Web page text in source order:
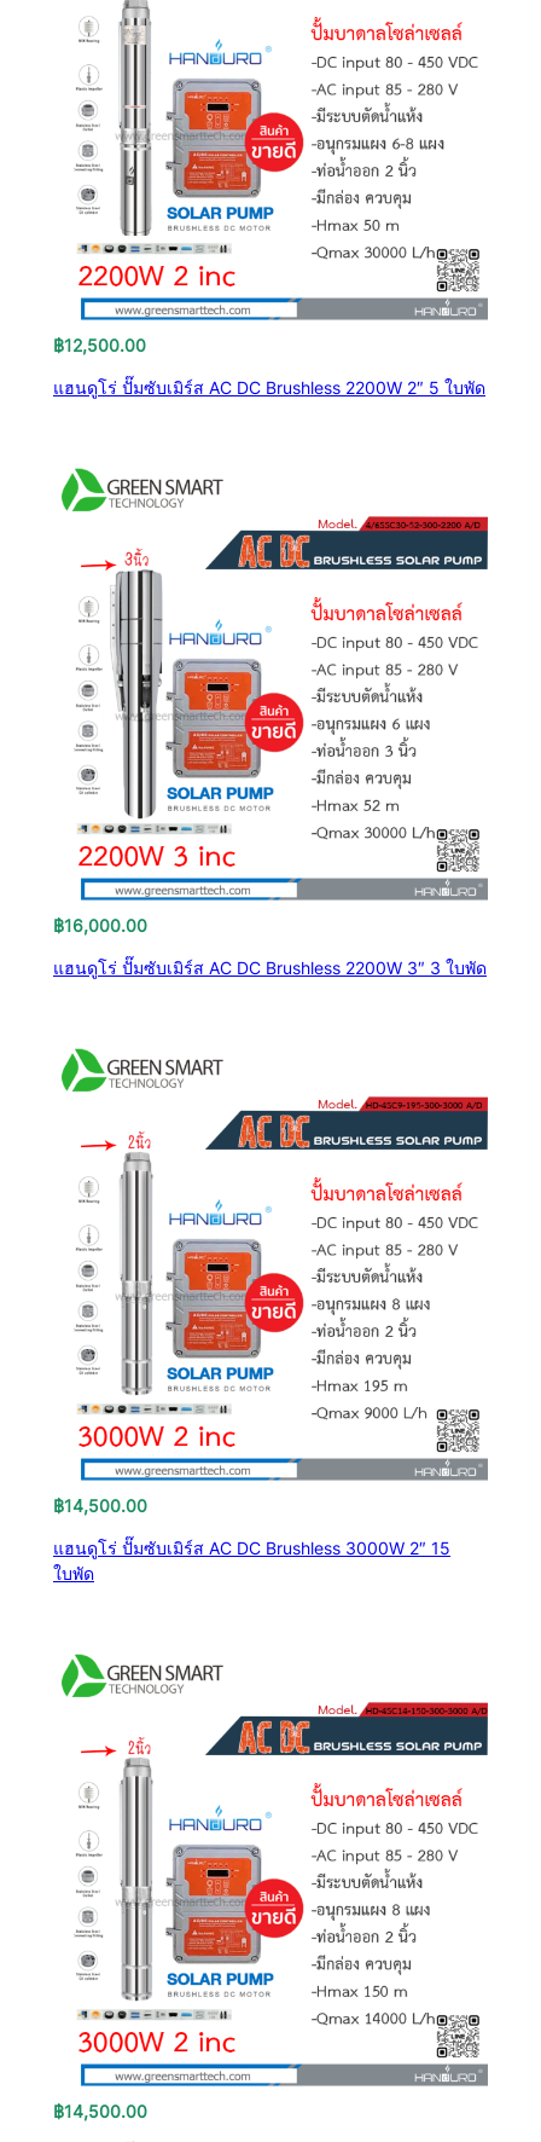
฿12,500.00
แฮนดูโร่ ปั๊มซับเมิร์ส AC DC Brushless 2200W 2″ 5 ใบพัด
฿16,000.00
แฮนดูโร่ ปั๊มซับเมิร์ส AC DC Brushless 2200W 3″ 3 ใบพัด
฿14,500.00
แฮนดูโร่ ปั๊มซับเมิร์ส AC DC Brushless 3000W 2″ 15
ใบพัด
฿14,500.00